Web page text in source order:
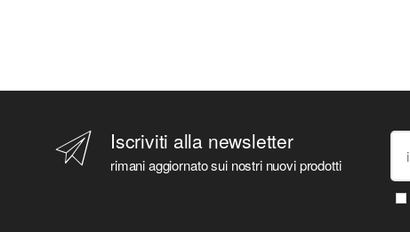
Iscriviti alla newsletter
rimani aggiornato sui nostri nuovi prodotti